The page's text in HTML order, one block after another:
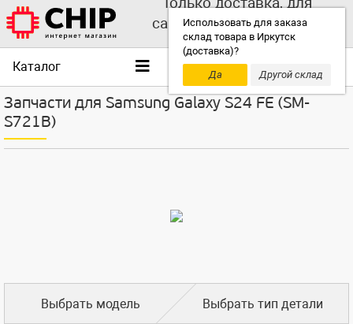
Использовать для заказа
склад товара в Иркутск
(доставка)?
Да
Другой склад
самовывоза выбирайте
другой склад!
Каталог
Запчасти для Samsung Galaxy S24 FE (SM-
S721B)
Выбрать модель Выбрать тип детали